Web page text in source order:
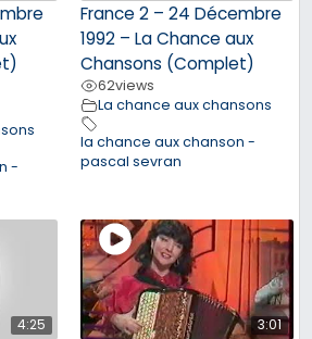
-
France 2 – 24 Décembre
1992 – La Chance aux
Chansons (Complet)
62views
La chance aux chansons
la chance aux chanson -
pascal sevran
4:25 3:01